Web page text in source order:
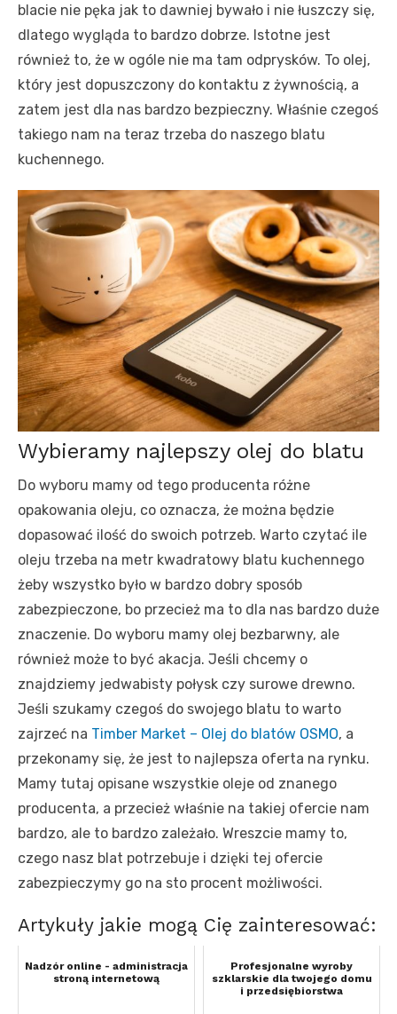
blacie nie pęka jak to dawniej bywało i nie łuszczy się,
dlatego wygląda to bardzo dobrze. Istotne jest
również to, że w ogóle nie ma tam odprysków. To olej,
który jest dopuszczony do kontaktu z żywnością, a
zatem jest dla nas bardzo bezpieczny. Właśnie czegoś
takiego nam na teraz trzeba do naszego blatu
kuchennego.
Wybieramy najlepszy olej do blatu
Do wyboru mamy od tego producenta różne
opakowania oleju, co oznacza, że można będzie
dopasować ilość do swoich potrzeb. Warto czytać ile
oleju trzeba na metr kwadratowy blatu kuchennego
żeby wszystko było w bardzo dobry sposób
zabezpieczone, bo przecież ma to dla nas bardzo duże
znaczenie. Do wyboru mamy olej bezbarwny, ale
również może to być akacja. Jeśli chcemy o
znajdziemy jedwabisty połysk czy surowe drewno.
Jeśli szukamy czegoś do swojego blatu to warto
zajrzeć na Timber Market – Olej do blatów OSMO, a
przekonamy się, że jest to najlepsza oferta na rynku.
Mamy tutaj opisane wszystkie oleje od znanego
producenta, a przecież właśnie na takiej ofercie nam
bardzo, ale to bardzo zależało. Wreszcie mamy to,
czego nasz blat potrzebuje i dzięki tej ofercie
zabezpieczymy go na sto procent możliwości.
Artykuły jakie mogą Cię zainteresować:
Nadzór online - administracja
stroną internetową
Profesjonalne wyroby
szklarskie dla twojego domu
i przedsiębiorstwa